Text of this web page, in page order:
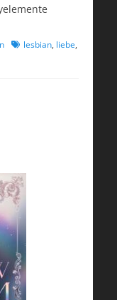
Schlagworte
lesbian, liebe,